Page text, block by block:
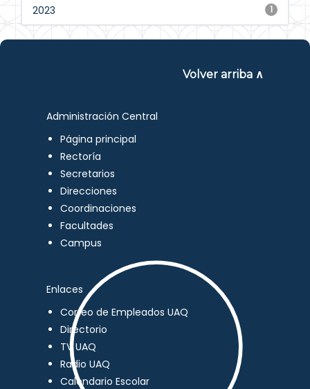
1
2023
Volver arriba ∧
Administración Central
Página principal
Rectoría
Secretarios
Direcciones
Coordinaciones
Facultades
Campus
Enlaces
Correo de Empleados UAQ
Directorio
TV UAQ
Radio UAQ
Calendario Escolar